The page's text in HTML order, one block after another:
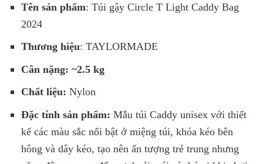
Tên sản phẩm: Túi gậy Circle T Light Caddy Bag
2024
Thương hiệu: TAYLORMADE
Cân nặng: ~2.5 kg
Chất liệu: Nylon
Đặc tính sản phẩm: Mẫu túi Caddy unisex với thiết
kế các màu sắc nổi bật ở miệng túi, khóa kéo bên
hông và dây kéo, tạo nên ấn tượng trẻ trung nhưng